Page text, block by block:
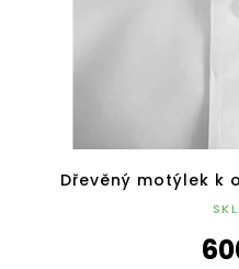
Dřevěný motýlek k